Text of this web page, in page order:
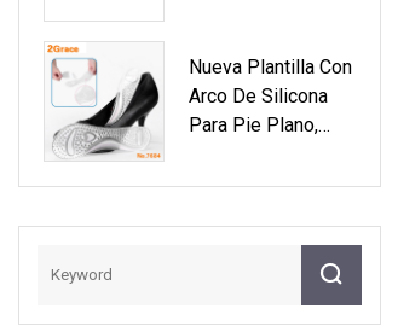
Por Mayor Para La
Mujer
Nueva Plantilla Con
Arco De Silicona
Para Pie Plano,
Soporte De Arco